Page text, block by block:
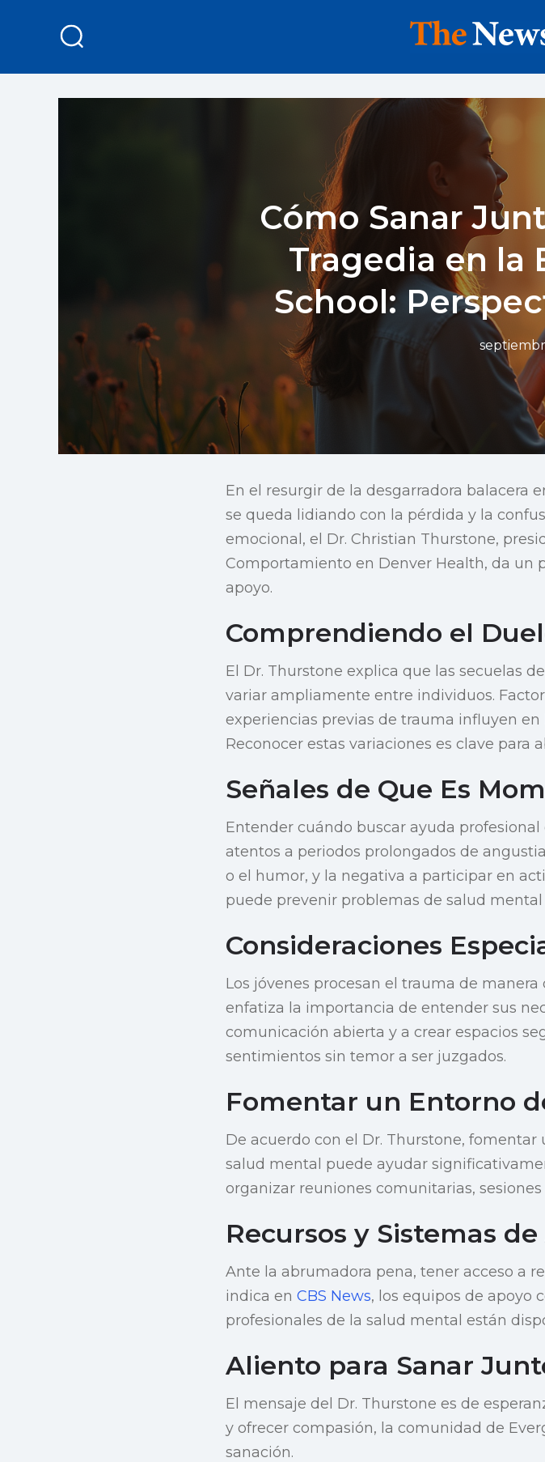
Cómo Sanar
Tragedia en la
School:
En el resurgir de la desgarradora balacera
se queda lidiando con la pérdida y la
emocional, el Dr. Christian Thurstone,
Comportamiento en Denver Health, da un
apoyo.
Comprendiendo el
El Dr. Thurstone explica que las secuelas
variar ampliamente entre individuos.
experiencias previas de trauma influyen
Reconocer estas variaciones es clave para
Señales de Que Es
Entender cuándo buscar ayuda
atentos a periodos prolongados de
o el humor, y la negativa a participar en
puede prevenir problemas de salud mental
Consideraciones
Los jóvenes procesan el trauma de
enfatiza la importancia de entender sus
comunicación abierta y a crear espacios
sentimientos sin temor a ser juzgados.
Fomentar un Entorno
De acuerdo con el Dr. Thurstone,
salud mental puede ayudar
organizar reuniones comunitarias,
Recursos y Sistemas
Ante la abrumadora pena, tener acceso a
indica en CBS News, los equipos de apoyo
profesionales de la salud mental están
Aliento para Sanar
El mensaje del Dr. Thurstone es de
y ofrecer compasión, la comunidad de
sanación.